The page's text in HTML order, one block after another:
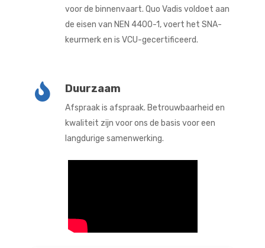
voor de binnenvaart. Quo Vadis voldoet aan
de eisen van NEN 4400-1, voert het SNA-
keurmerk en is VCU-gecertificeerd.
Duurzaam
Afspraak is afspraak. Betrouwbaarheid en
kwaliteit zijn voor ons de basis voor een
langdurige samenwerking.